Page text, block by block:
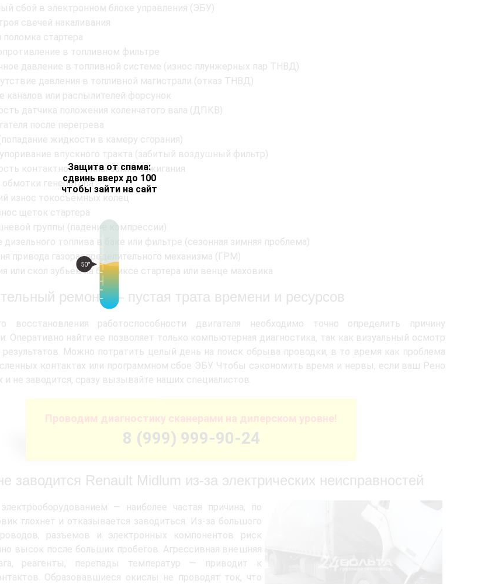
Защита от спама:
сдвинь вверх до 100
чтобы зайти на сайт
50°
сбой в электронном блоке управления (ЭБУ)
свечей накаливания
поломка стартера
в топливном фильтре
давление в топливной системе (износ плунжерных пар ТНВД)
давления в топливной магистрали (отказ ТНВД)
каналов или распылителей форсунок
датчика положения коленчатого вала (ДПКВ)
после перегрева
жидкости в камеру сгорания)
впускного тракта (забитый воздушный фильтр)
контактной группы замка зажигания
генератора
износ токосъемных колец
щеток стартера
группы (падение компрессии)
дизельного топлива в баке или фильтре (сезонная зимняя проблема)
привода газораспределительного механизма (ГРМ)
или скол зубьев на бендиксе стартера или венце маховика
ремонт — пустая трата времени и ресурсов
восстановления работоспособности двигателя необходимо точно определить причину
Оперативно найти ее позволяет только компьютерная диагностика, так как визуальный осмотр
результатов. Можно потратить целый день на поиск обрыва проводки, в то время как проблема
контактах или программном сбое ЭБУ. Чтобы сэкономить время и нервы, если ваш Рено
и не заводится, сразу вызывайте наших специалистов.
Проводим диагностику сканерами на дилерском уровне!
8 (999) 999-90-24
заводится Renault Midlum из-за электрических неисправностей
— наиболее частая причина, по
глохнет и отказывается заводиться. Из-за большого
разъемов и электронных компонентов риск
высок после больших пробегов. Агрессивная внешняя
реагенты, перепады температур — приводит к
Образовавшиеся окислы не проводят ток, что